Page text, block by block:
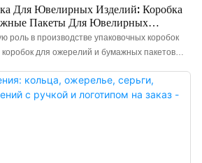
Для Ювелирных Изделий: Коробка
Пакеты Для Ювелирных
Коробка.
роль в производстве упаковочных коробок
для ожерелий и бумажных пакетов
применимость в производстве бумажных